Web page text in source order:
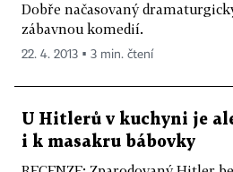
Dobře načasovaný
zábavnou komedií.
22. 4. 2013 ▪ 3 min. čtení
U Hitlerů v kuchyni je
i k masakru bábovky